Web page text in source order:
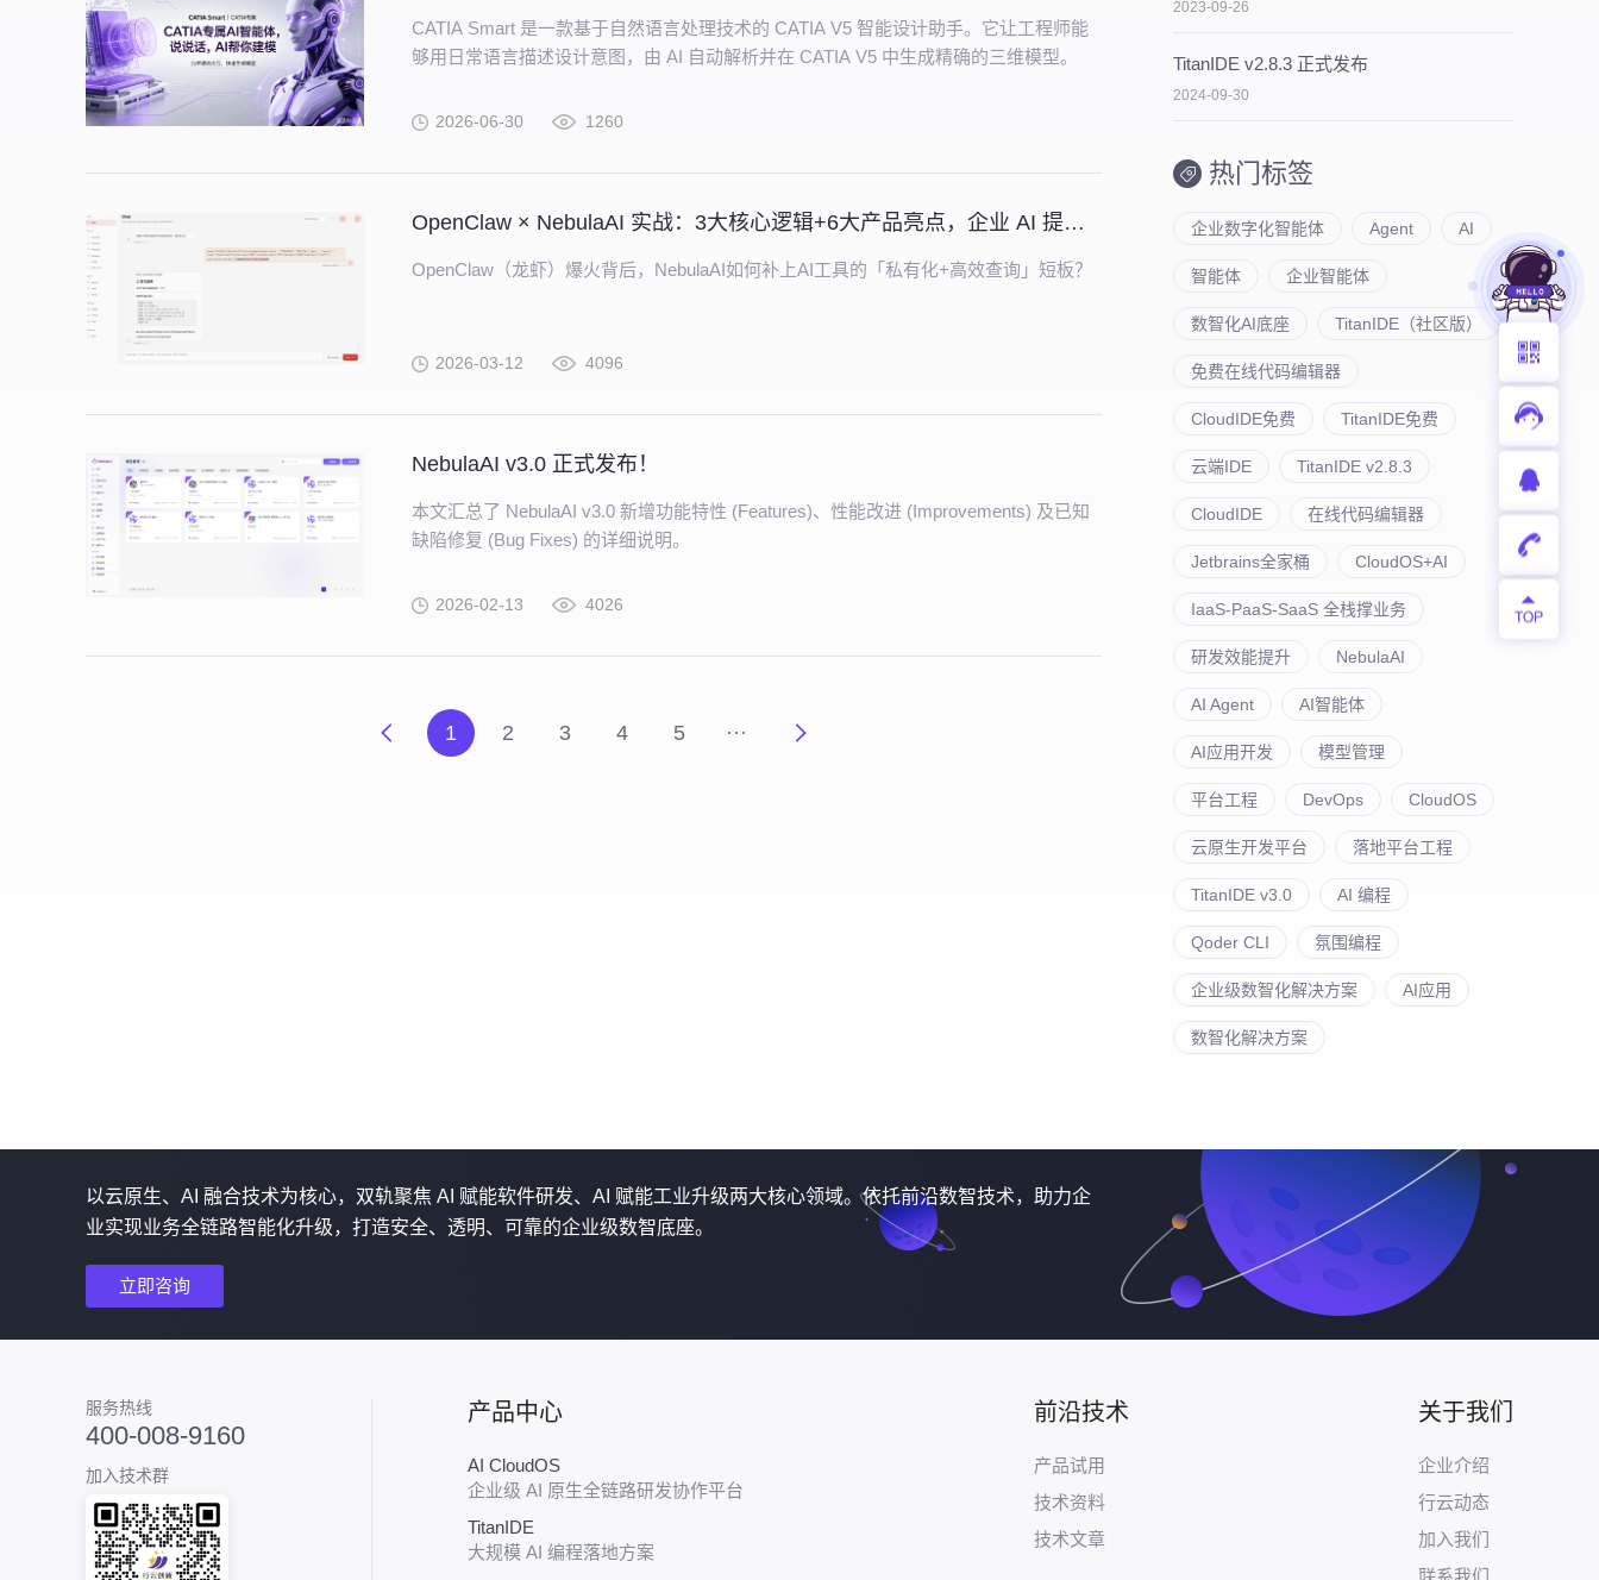
CATIA Smart 是一款基于自然语言处理技术的 CATIA V5 智能设计助手。它让工程师能
够用日常语言描述设计意图，由 AI 自动解析并在 CATIA V5 中生成精确的三维模型。
2026-06-30 1260
OpenClaw × NebulaAI 实战：3大核心逻辑+6大产品亮点，企业 AI 提效必看
OpenClaw（龙虾）爆火背后，NebulaAI如何补上AI工具的「私有化+高效查询」短板？
2026-03-12 4096
NebulaAI v3.0 正式发布！
本文汇总了 NebulaAI v3.0 新增功能特性 (Features)、性能改进 (Improvements) 及已知
缺陷修复 (Bug Fixes) 的详细说明。
2026-02-13 4026
1 2 3 4 5 ···
2023-09-26
TitanIDE v2.8.3 正式发布
2024-09-30
热门标签
企业数字化智能体 Agent AI
智能体 企业智能体
数智化AI底座 TitanIDE（社区版）
免费在线代码编辑器
CloudIDE免费 TitanIDE免费
云端IDE TitanIDE v2.8.3
CloudIDE 在线代码编辑器
Jetbrains全家桶 CloudOS+AI
IaaS-PaaS-SaaS 全栈撑业务
研发效能提升 NebulaAI
AI Agent AI智能体
AI应用开发 模型管理
平台工程 DevOps CloudOS
云原生开发平台 落地平台工程
TitanIDE v3.0 AI 编程
Qoder CLI 氛围编程
企业级数智化解决方案 AI应用
数智化解决方案
以云原生、AI 融合技术为核心，双轨聚焦 AI 赋能软件研发、AI 赋能工业升级两大核心领域。依托前沿数智技术，助力企
业实现业务全链路智能化升级，打造安全、透明、可靠的企业级数智底座。
立即咨询
服务热线
400-008-9160
加入技术群
产品中心
AI CloudOS
企业级 AI 原生全链路研发协作平台
TitanIDE
大规模 AI 编程落地方案
前沿技术
产品试用
技术资料
技术文章
关于我们
企业介绍
行云动态
加入我们
联系我们